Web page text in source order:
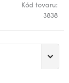
Kód tovaru:
3838